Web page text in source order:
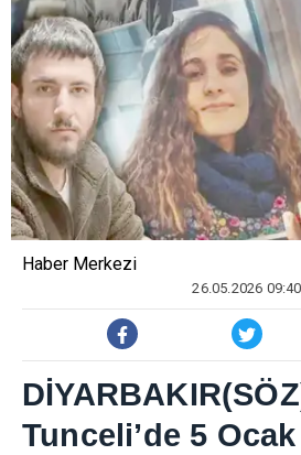
Haber Merkezi
26.05.2026 09:40
Dİ
Tunceli’de 5